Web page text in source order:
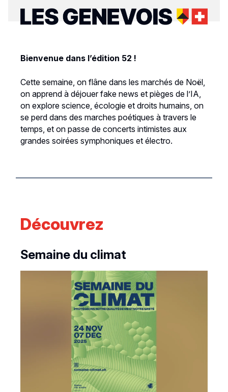
Bienvenue dans l’édition 52 !
Cette semaine, on flâne dans les marchés de Noël,
on apprend à déjouer fake news et pièges de l’IA,
on explore science, écologie et droits humains, on
se perd dans des marches poétiques à travers le
temps, et on passe de concerts intimistes aux
grandes soirées symphoniques et électro.
Découvrez
Semaine du climat